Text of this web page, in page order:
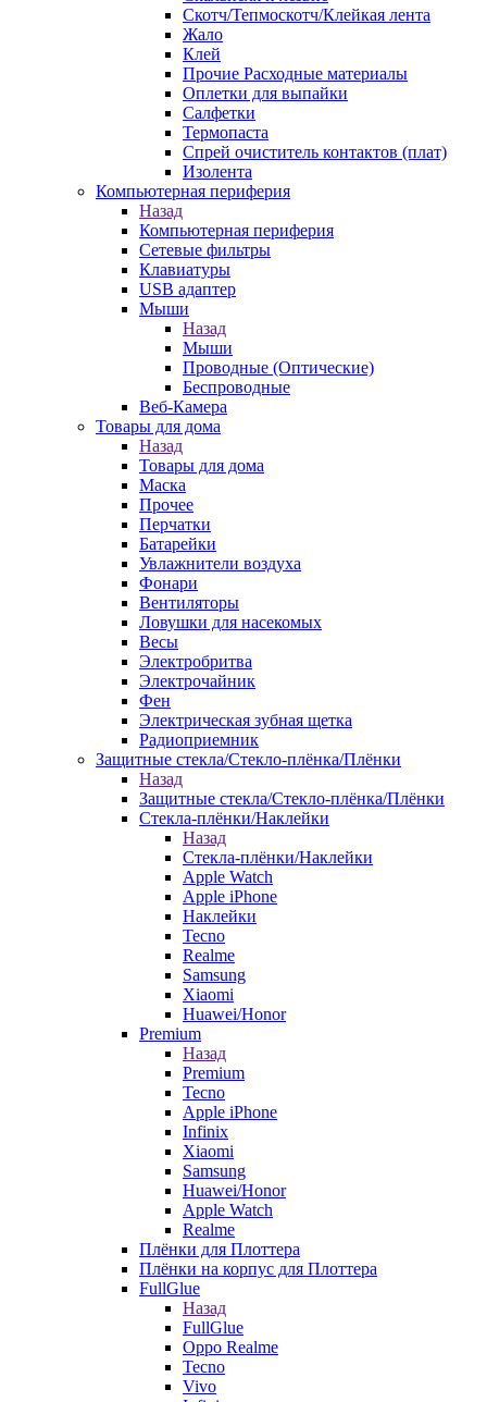
Скотч/Тепмоскотч/Клейкая лента
Жало
Клей
Прочие Расходные материалы
Оплетки для выпайки
Салфетки
Термопаста
Спрей очиститель контактов (плат)
Изолента
Компьютерная периферия
Назад
Компьютерная периферия
Сетевые фильтры
Клавиатуры
USB адаптер
Мыши
Назад
Мыши
Проводные (Оптические)
Беспроводные
Веб-Камера
Товары для дома
Назад
Товары для дома
Маска
Прочее
Перчатки
Батарейки
Увлажнители воздуха
Фонари
Вентиляторы
Ловушки для насекомых
Весы
Электробритва
Электрочайник
Фен
Электрическая зубная щетка
Радиоприемник
Защитные стекла/Стекло-плёнка/Плёнки
Назад
Защитные стекла/Стекло-плёнка/Плёнки
Стекла-плёнки/Наклейки
Назад
Стекла-плёнки/Наклейки
Apple Watch
Apple iPhone
Наклейки
Tecno
Realme
Samsung
Xiaomi
Huawei/Honor
Premium
Назад
Premium
Tecno
Apple iPhone
Infinix
Xiaomi
Samsung
Huawei/Honor
Apple Watch
Realme
Плёнки для Плоттера
Плёнки на корпус для Плоттера
FullGlue
Назад
FullGlue
Oppo Realme
Tecno
Vivo